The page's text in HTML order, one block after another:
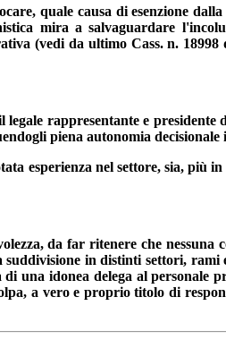
quale causa di esenzione
mira a salvaguardare
(vedi da ultimo Cass. n. 18998
rappresentante e
piena autonomia decisionale
esperienza nel settore, sia, più
da far ritenere che nessuna
in distinti settori,
idonea delega al personale
a vero e proprio titolo di